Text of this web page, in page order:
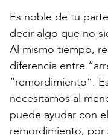
Es noble de tu
decir algo que no
Al mismo tiempo,
diferencia entre
“remordimiento”.
necesitamos al
puede ayudar con
remordimiento, por